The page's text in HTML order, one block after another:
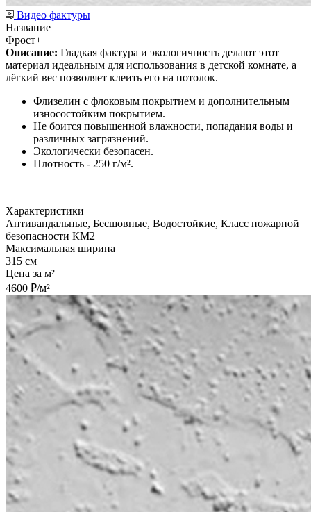
Видео фактуры
Название
Фрост+
Описание: Гладкая фактура и экологичность делают этот
материал идеальным для использования в детской комнате, а
лёгкий вес позволяет клеить его на потолок.
Флизелин с флоковым покрытием и дополнительным
износостойким покрытием.
Не боится повышенной влажности, попадания воды и
различных загрязнений.
Экологически безопасен.
Плотность - 250 г/м².
Характеристики
Антивандальные, Бесшовные, Водостойкие, Класс пожарной
безопасности КМ2
Максимальная ширина
315 см
Цена за м²
4600 ₽/м²